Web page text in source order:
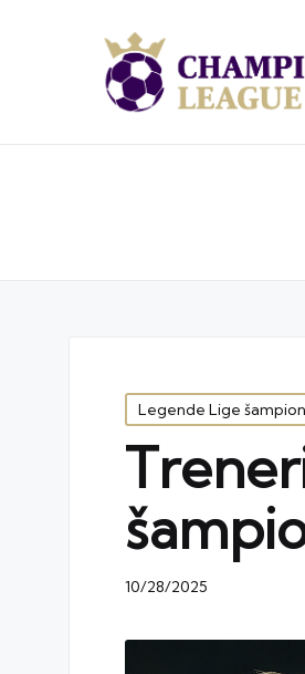
Posted
in
Legende Lige
10/28/2025